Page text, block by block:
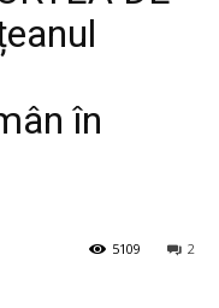
în
2
5109